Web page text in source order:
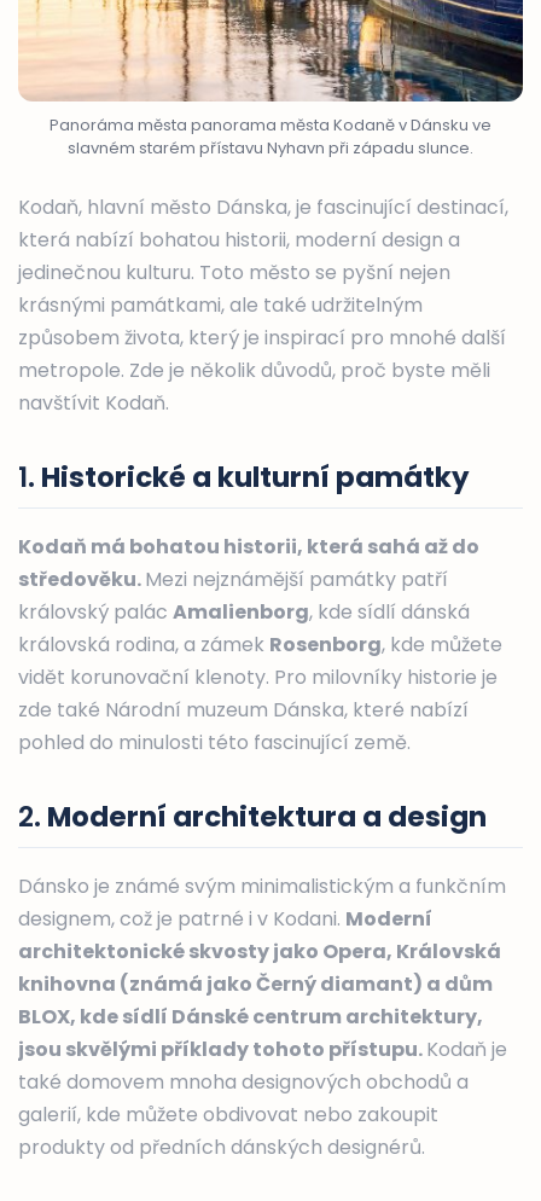
Panoráma města panorama města Kodaně v Dánsku ve
slavném starém přístavu Nyhavn při západu slunce.
Kodaň, hlavní město Dánska, je fascinující destinací,
která nabízí bohatou historii, moderní design a
jedinečnou kulturu. Toto město se pyšní nejen
krásnými památkami, ale také udržitelným
způsobem života, který je inspirací pro mnohé další
metropole. Zde je několik důvodů, proč byste měli
navštívit Kodaň.
1. Historické a kulturní památky
Kodaň má bohatou historii, která sahá až do
středověku.Mezi nejznámější památky patří
královský palác Amalienborg, kde sídlí dánská
královská rodina, a zámek Rosenborg, kde můžete
vidět korunovační klenoty. Pro milovníky historie je
zde také Národní muzeum Dánska, které nabízí
pohled do minulosti této fascinující země.
2. Moderní architektura a design
Dánsko je známé svým minimalistickým a funkčním
designem, což je patrné i v Kodani. Moderní
architektonické skvosty jako Opera, Královská
knihovna (známá jako Černý diamant) a dům
BLOX, kde sídlí Dánské centrum architektury,
jsou skvělými příklady tohoto přístupu.Kodaň je
také domovem mnoha designových obchodů a
galerií, kde můžete obdivovat nebo zakoupit
produkty od předních dánských designérů.